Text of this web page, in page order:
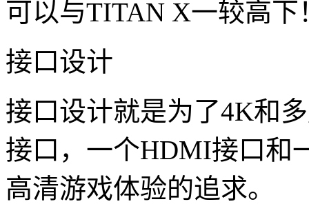
可以与TITAN X一较高下
接口设计
接口设计就是为了4K和
接口，一个HDMI接口和
高清游戏体验的追求。